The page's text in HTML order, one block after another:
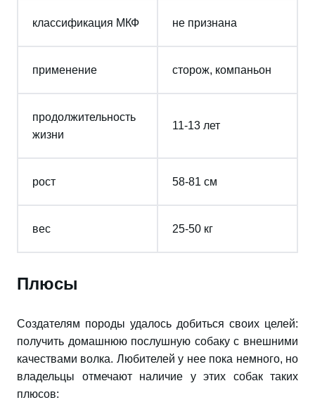
классификация МКФ не признана
применение сторож, компаньон
продолжительность
жизни
11-13 лет
рост 58-81 см
вес 25-50 кг
Плюсы
Создателям породы удалось добиться своих целей:
получить домашнюю послушную собаку с внешними
качествами волка. Любителей у нее пока немного, но
владельцы отмечают наличие у этих собак таких
плюсов: